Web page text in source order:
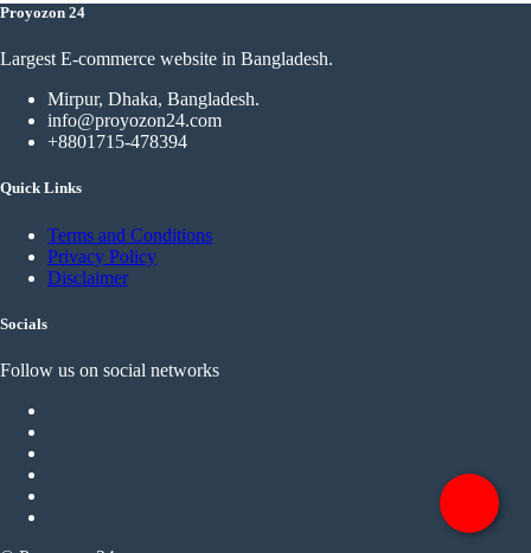
Proyozon 24
Largest E-commerce website in Bangladesh.
Mirpur, Dhaka, Bangladesh.
info@proyozon24.com
+8801715-478394
Quick Links
Terms and Conditions
Privacy Policy
Disclaimer
Socials
Follow us on social networks